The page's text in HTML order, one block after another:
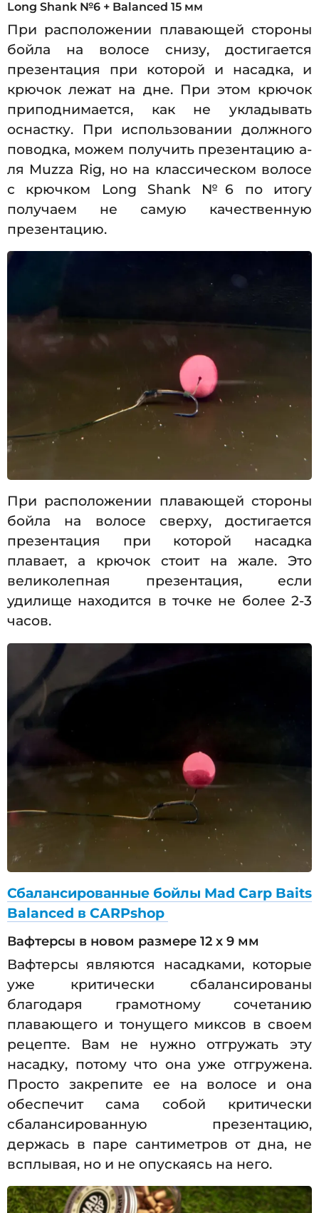
Long Shank №6 + Balanced 15 мм
При расположении плавающей стороны
бойла на волосе снизу, достигается
презентация при которой и насадка, и
крючок лежат на дне. При этом крючок
приподнимается, как не укладывать
оснастку. При использовании должного
поводка, можем получить презентацию а-
ля Muzza Rig, но на классическом волосе
с крючком Long Shank №6 по итогу
получаем не самую качественную
презентацию.
При расположении плавающей стороны
бойла на волосе сверху, достигается
презентация при которой насадка
плавает, а крючок стоит на жале. Это
великолепная презентация, если
удилище находится в точке не более 2-3
часов.
Сбалансированные бойлы Mad Carp Baits
Balanced в CARPshop
Вафтерсы в новом размере 12 х 9 мм
Вафтерсы являются насадками, которые
уже критически сбалансированы
благодаря грамотному сочетанию
плавающего и тонущего миксов в своем
рецепте. Вам не нужно отгружать эту
насадку, потому что она уже отгружена.
Просто закрепите ее на волосе и она
обеспечит сама собой критически
сбалансированную презентацию,
держась в паре сантиметров от дна, не
всплывая, но и не опускаясь на него.